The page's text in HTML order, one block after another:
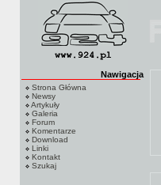
Nawigacja
Strona Główna
Newsy
Artykuły
Galeria
Forum
Komentarze
Download
Linki
Kontakt
Szukaj